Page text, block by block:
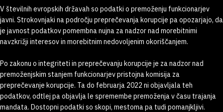
V številnih evropskih državah so podatki o premoženju funkcionarjev
javni. Strokovnjaki na področju preprečevanja korupcije pa opozarjajo, da
je javnost podatkov pomembna nujna za nadzor nad morebitnimi
navzkrižji interesov in morebitnim nedovoljenim okoriščanjem.
Po zakonu o integriteti in preprečevanju korupcije je za nadzor nad
premoženjskim stanjem funkcionarjev pristojna komisija za
preprečevanje korupcije. Ta do februarja 2022 ni objavljala teh
podatkov, odtlej pa objavlja le spremembe premoženja v času trajanja
mandata. Dostopni podatki so skopi, mestoma pa tudi pomanjkljivi.